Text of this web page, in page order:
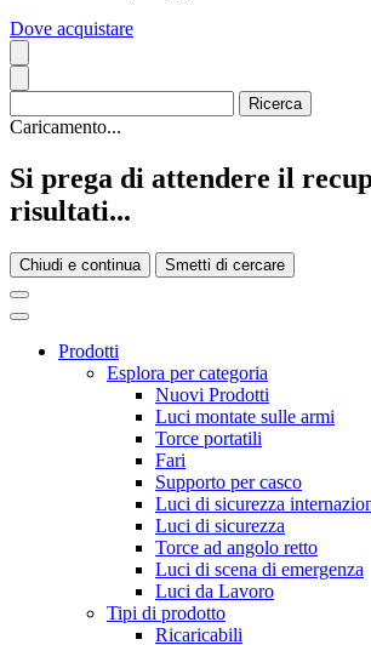
Dove acquistare
Caricamento...
Si prega di attendere il
risultati...
Chiudi e continua Smetti di cercare
Prodotti
Esplora per categoria
Nuovi Prodotti
Luci montate sulle armi
Torce portatili
Fari
Supporto per casco
Luci di sicurezza
Luci di sicurezza
Torce ad angolo retto
Luci di scena di emergenza
Luci da Lavoro
Tipi di prodotto
Ricaricabili